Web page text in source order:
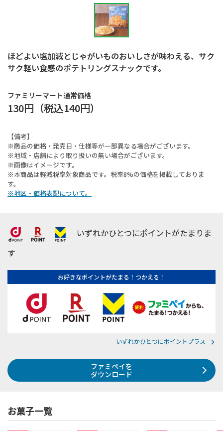
ほどよい塩加減とじゃがいものおいしさが味わえる、サク
サク軽い食感のポテトリングスナックです。
ファミリーマート通常価格
130円 （税込140円）
【備考】
※商品の価格・発売日・仕様等が一部異なる場合がございます。
※地域・店舗により取り扱いの無い場合がございます。
※画像はイメージです。
※本商品は軽減税率対象商品です。税率8%の価格を掲載しておりま
す。
※地区・価格表記について。
いずれかひとつにポイントがたまりま
す
お好きなポイントがたまる！つかえる！
いずれかひとつにポイントプラス
ファミペイを
ダウンロード
お菓子一覧